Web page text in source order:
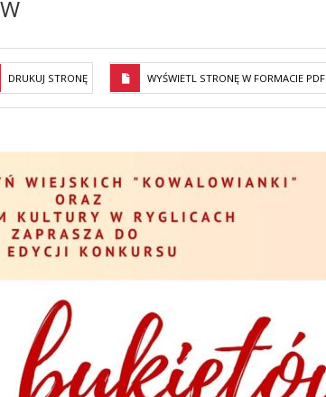
DRUKUJ STRONĘ WYŚWIETL STRONĘ W FORMACIE PDF